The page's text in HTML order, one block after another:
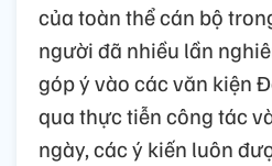
của toàn thể cán bộ
người đã nhiều lần
góp ý vào các văn kiện
qua thực tiễn công tác
ngày, các ý kiến luôn